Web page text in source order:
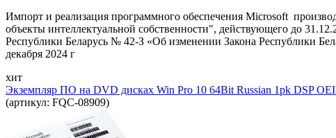
Импорт и реализация программного обеспечения Microsoft
объекты интеллектуальной собственности", действующего до
Республики Беларусь № 42-З «Об изменении Закона Республики
декабря 2024 г
хит
Экземпляр ПО на DVD дисках Win Pro 10 64Bit Russian 1pk DSP
(артикул: FQC-08909)